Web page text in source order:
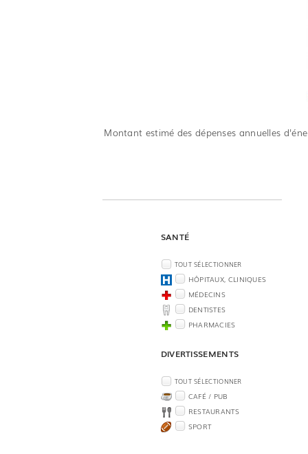
Montant estimé des dépenses annuelles
SANTÉ
TOUT SÉLECTIONNER
HÔPITAUX, CLINIQUES
MÉDECINS
DENTISTES
PHARMACIES
DIVERTISSEMENTS
TOUT SÉLECTIONNER
CAFÉ / PUB
RESTAURANTS
SPORT